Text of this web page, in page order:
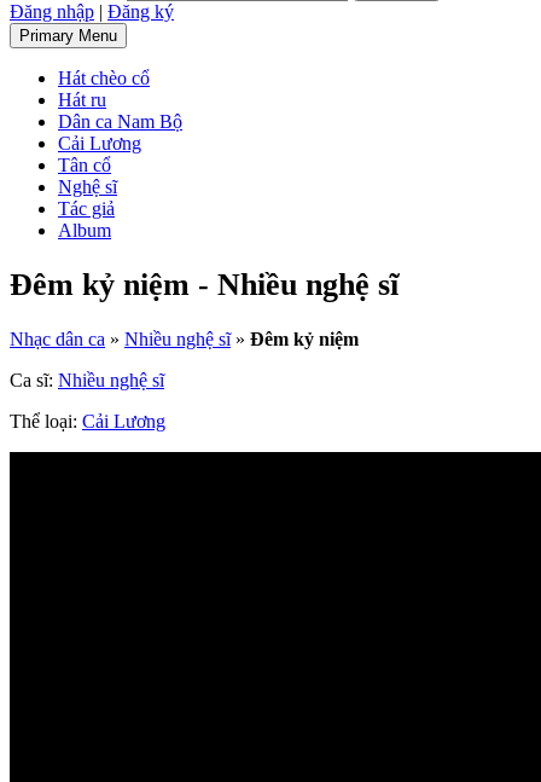
Đăng nhập | Đăng ký
Primary Menu
Hát chèo cổ
Hát ru
Dân ca Nam Bộ
Cải Lương
Tân cổ
Nghệ sĩ
Tác giả
Album
Đêm kỷ niệm - Nhiều nghệ sĩ
Nhạc dân ca » Nhiều nghệ sĩ» Đêm kỷ niệm
Ca sĩ: Nhiều nghệ sĩ
Thể loại: Cải Lương